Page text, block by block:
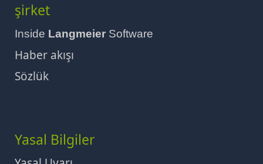
şirket
Inside Langmeier Software
Haber akışı
Sözlük
Yasal Bilgiler